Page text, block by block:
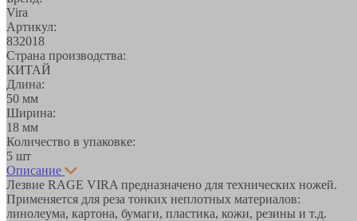
Vira
Артикул:
832018
Страна производства:
КИТАЙ
Длина:
50 мм
Ширина:
18 мм
Количество в упаковке:
5 шт
Описание
Лезвие RAGE VIRA предназначено для технических ножей.
Применяется для реза тонких неплотных материалов:
линолеума, картона, бумаги, пластика, кожи, резины и т.д.